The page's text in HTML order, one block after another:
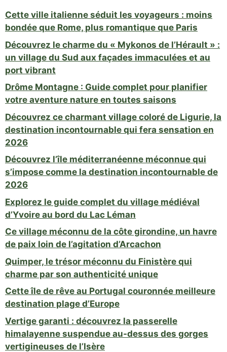
Cette ville italienne séduit les voyageurs : moins
bondée que Rome, plus romantique que Paris
Découvrez le charme du « Mykonos de l’Hérault » :
un village du Sud aux façades immaculées et au
port vibrant
Drôme Montagne : Guide complet pour planifier
votre aventure nature en toutes saisons
Découvrez ce charmant village coloré de Ligurie, la
destination incontournable qui fera sensation en
2026
Découvrez l’île méditerranéenne méconnue qui
s’impose comme la destination incontournable de
2026
Explorez le guide complet du village médiéval
d’Yvoire au bord du Lac Léman
Ce village méconnu de la côte girondine, un havre
de paix loin de l’agitation d’Arcachon
Quimper, le trésor méconnu du Finistère qui
charme par son authenticité unique
Cette île de rêve au Portugal couronnée meilleure
destination plage d’Europe
Vertige garanti : découvrez la passerelle
himalayenne suspendue au-dessus des gorges
vertigineuses de l’Isère